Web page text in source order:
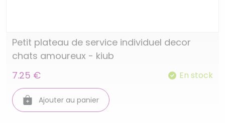
Petit plateau de service individuel decor
chats amoureux - kiub
7.25 €
En stock
Ajouter au panier